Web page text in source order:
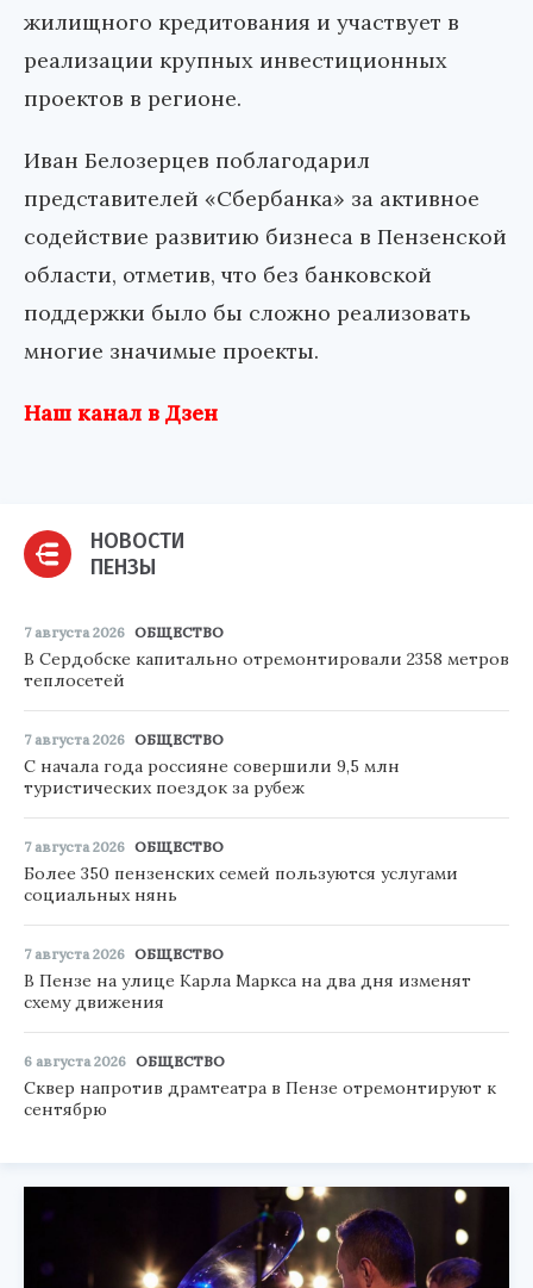
жилищного кредитования и участвует в
реализации крупных инвестиционных
проектов в регионе.
Иван Белозерцев поблагодарил
представителей «Сбербанка» за активное
содействие развитию бизнеса в Пензенской
области, отметив, что без банковской
поддержки было бы сложно реализовать
многие значимые проекты.
Наш канал в Дзен
НОВОСТИ
ПЕНЗЫ
7 августа 2026 ОБЩЕСТВО
В Сердобске капитально отремонтировали 2358 метров
теплосетей
7 августа 2026 ОБЩЕСТВО
С начала года россияне совершили 9,5 млн
туристических поездок за рубеж
7 августа 2026 ОБЩЕСТВО
Более 350 пензенских семей пользуются услугами
социальных нянь
7 августа 2026 ОБЩЕСТВО
В Пензе на улице Карла Маркса на два дня изменят
схему движения
6 августа 2026 ОБЩЕСТВО
Сквер напротив драмтеатра в Пензе отремонтируют к
сентябрю